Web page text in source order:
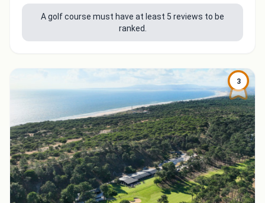
A golf course must have at least 5 reviews to be
ranked.
3
Close